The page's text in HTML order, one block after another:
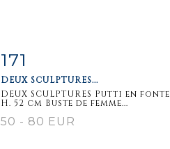
Item detail
171
DEUX SCULPTURES...
DEUX SCULPTURES Putti en fonte
H. 52 cm Buste de femme...
50 - 80 EUR